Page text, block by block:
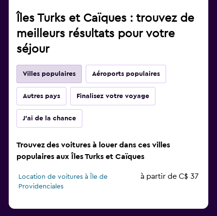
Îles Turks et Caïques : trouvez de
meilleurs résultats pour votre
séjour
Villes populaires Aéroports populaires
Autres pays Finalisez votre voyage
J'ai de la chance
Trouvez des voitures à louer dans ces villes
populaires aux Îles Turks et Caïques
Location de voitures à Île de
Providenciales
à partir de C$ 37